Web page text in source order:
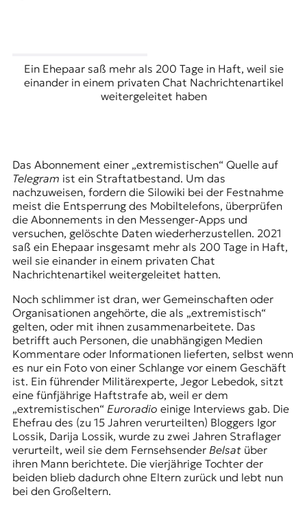
Ein Ehepaar saß mehr als 200 Tage in Haft, weil sie
einander in einem privaten Chat Nachrichtenartikel
weitergeleitet haben
Das Abonnement einer „extremistischen“ Quelle auf
Telegram ist ein Straftatbestand. Um das
nachzuweisen, fordern die Silowiki bei der Festnahme
meist die Entsperrung des Mobiltelefons, überprüfen
die Abonnements in den Messenger-Apps und
versuchen, gelöschte Daten wiederherzustellen. 2021
saß ein Ehepaar insgesamt mehr als 200 Tage in Haft,
weil sie einander in einem privaten Chat
Nachrichtenartikel weitergeleitet hatten.
Noch schlimmer ist dran, wer Gemeinschaften oder
Organisationen angehörte, die als „extremistisch“
gelten, oder mit ihnen zusammenarbeitete. Das
betrifft auch Personen, die unabhängigen Medien
Kommentare oder Informationen lieferten, selbst wenn
es nur ein Foto von einer Schlange vor einem Geschäft
ist. Ein führender Militärexperte, Jegor Lebedok, sitzt
eine fünfjährige Haftstrafe ab, weil er dem
„extremistischen“ Euroradio einige Interviews gab. Die
Ehefrau des (zu 15 Jahren verurteilten) Bloggers Igor
Lossik, Darija Lossik, wurde zu zwei Jahren Straflager
verurteilt, weil sie dem Fernsehsender Belsatüber
ihren Mann berichtete. Die vierjährige Tochter der
beiden blieb dadurch ohne Eltern zurück und lebt nun
bei den Großeltern.